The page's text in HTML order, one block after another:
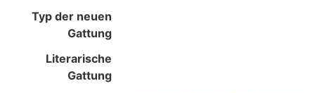
Typ der neuen
Gattung
Literarische
Gattung